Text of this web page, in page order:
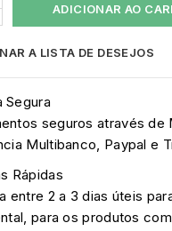
ADICIONAR AO
A LISTA DE DESEJOS
Segura
seguros através de
Multibanco, Paypal e
Rápidas
entre 2 a 3 dias úteis
para os produtos